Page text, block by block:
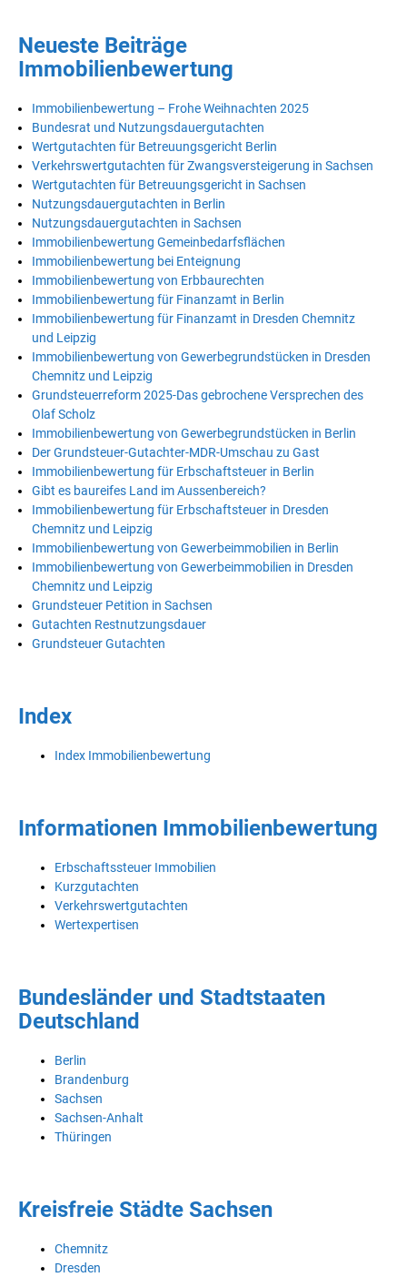
Neueste Beiträge
Immobilienbewertung
Immobilienbewertung – Frohe Weihnachten 2025
Bundesrat und Nutzungsdauergutachten
Wertgutachten für Betreuungsgericht Berlin
Verkehrswertgutachten für Zwangsversteigerung in Sachsen
Wertgutachten für Betreuungsgericht in Sachsen
Nutzungsdauergutachten in Berlin
Nutzungsdauergutachten in Sachsen
Immobilienbewertung Gemeinbedarfsflächen
Immobilienbewertung bei Enteignung
Immobilienbewertung von Erbbaurechten
Immobilienbewertung für Finanzamt in Berlin
Immobilienbewertung für Finanzamt in Dresden Chemnitz
und Leipzig
Immobilienbewertung von Gewerbegrundstücken in Dresden
Chemnitz und Leipzig
Grundsteuerreform 2025-Das gebrochene Versprechen des
Olaf Scholz
Immobilienbewertung von Gewerbegrundstücken in Berlin
Der Grundsteuer-Gutachter-MDR-Umschau zu Gast
Immobilienbewertung für Erbschaftsteuer in Berlin
Gibt es baureifes Land im Aussenbereich?
Immobilienbewertung für Erbschaftsteuer in Dresden
Chemnitz und Leipzig
Immobilienbewertung von Gewerbeimmobilien in Berlin
Immobilienbewertung von Gewerbeimmobilien in Dresden
Chemnitz und Leipzig
Grundsteuer Petition in Sachsen
Gutachten Restnutzungsdauer
Grundsteuer Gutachten
Index
Index Immobilienbewertung
Informationen Immobilienbewertung
Erbschaftssteuer Immobilien
Kurzgutachten
Verkehrswertgutachten
Wertexpertisen
Bundesländer und Stadtstaaten
Deutschland
Berlin
Brandenburg
Sachsen
Sachsen-Anhalt
Thüringen
Kreisfreie Städte Sachsen
Chemnitz
Dresden